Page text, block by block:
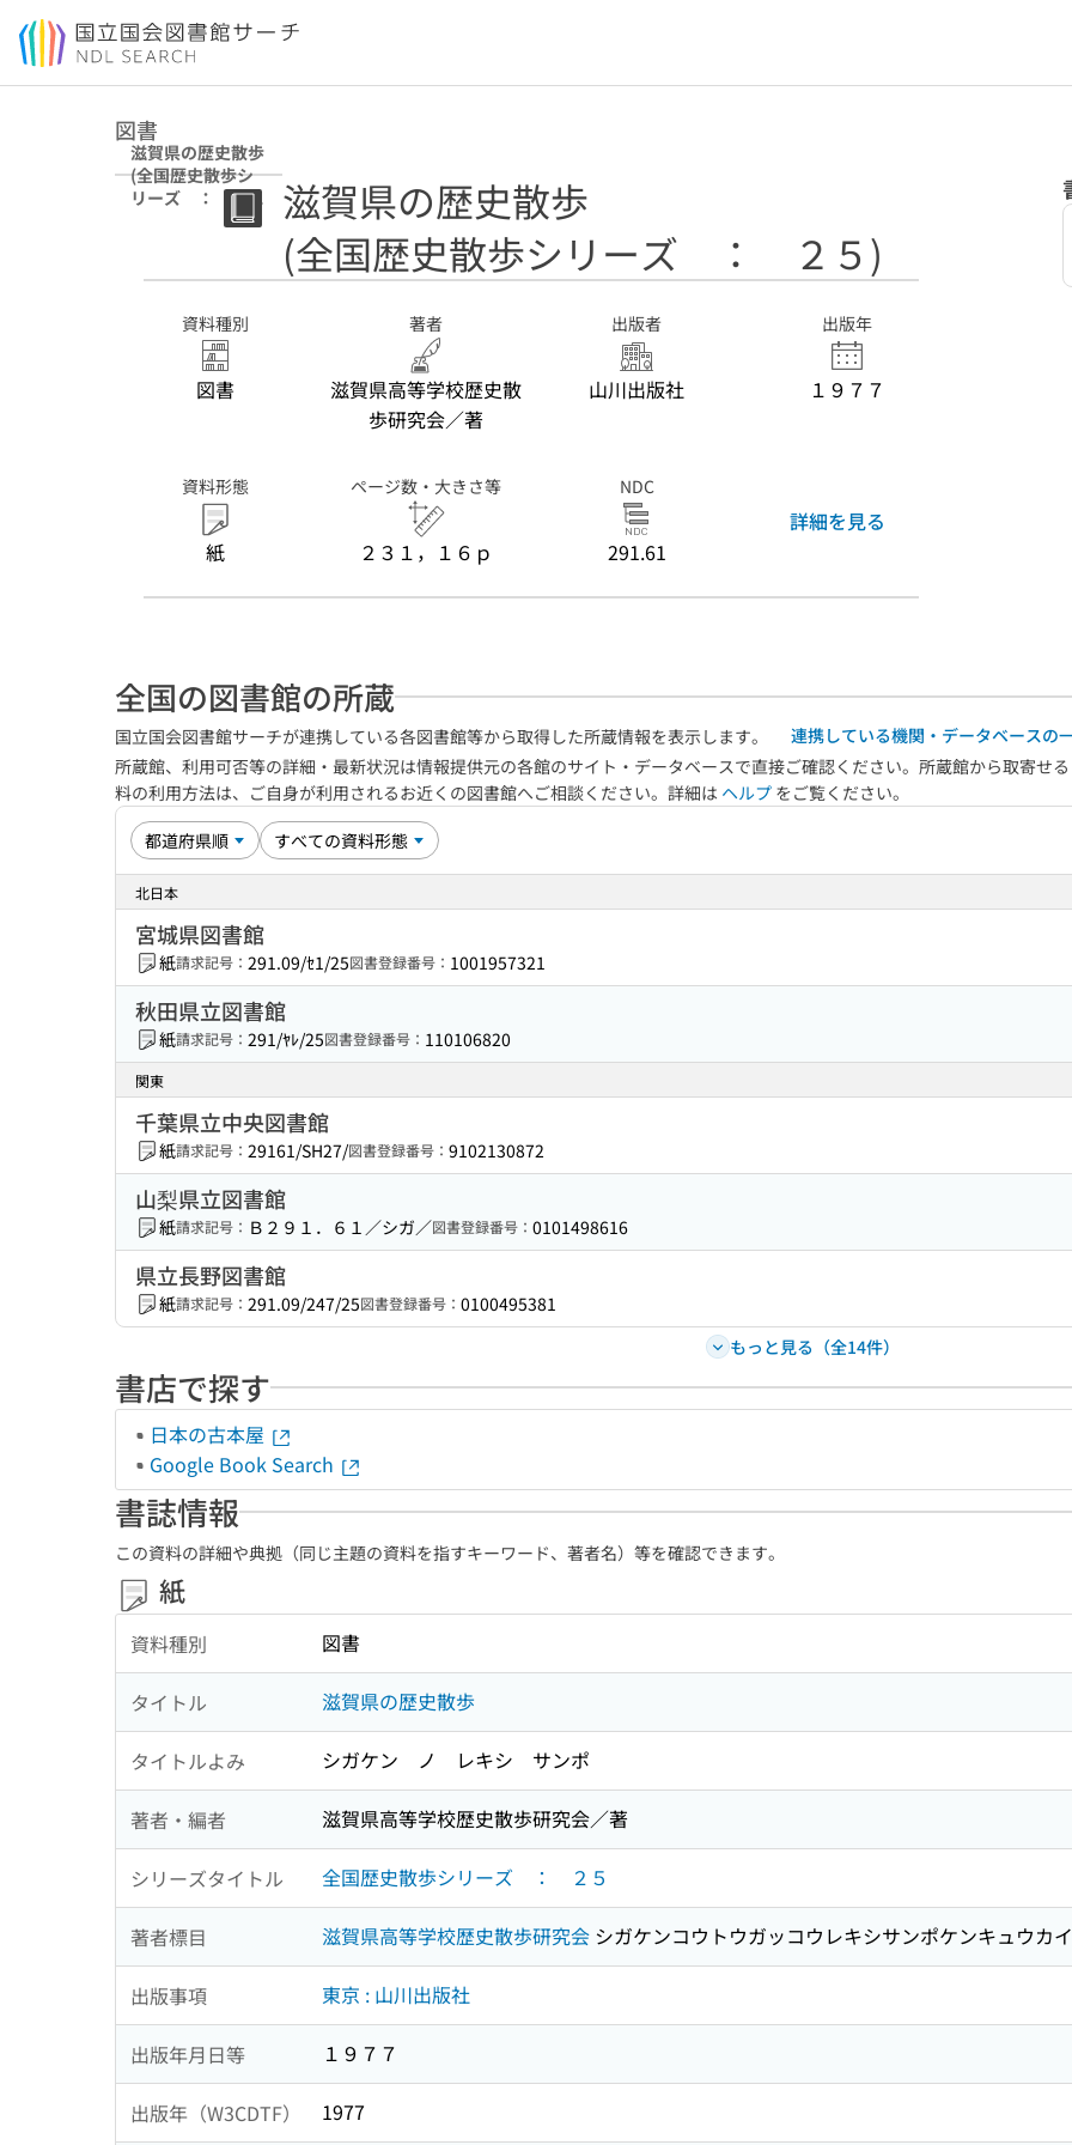
本文へ移動
図書
滋賀県の歴史散歩
(全国歴史散歩シ
リーズ ： ２
滋賀県の歴史散歩
(全国歴史散歩シリーズ ： ２５)
資料種別
図書
著者
滋賀県高等学校歴史散
歩研究会／著
出版者
山川出版社
出版年
１９７７
資料形態
紙
ページ数・大きさ等
２３１，１６ｐ
NDC
291.61
詳細を見る
全国の図書館の所蔵
国立国会図書館サーチが連携している各図書館等から取得した所蔵情報を表示します。
連携している機関・データベースの
所蔵館、利用可否等の詳細・最新状況は情報提供元の各館のサイト・データベースで直接ご確認ください。所蔵館から取寄せ
料の利用方法は、ご自身が利用されるお近くの図書館へご相談ください。詳細は ヘルプ をご覧ください。
北日本
宮城県図書館
紙請求記号： 291.09/ｾ1/25図書登録番号： 1001957321
秋田県立図書館
紙請求記号： 291/ﾔﾚ/25図書登録番号： 110106820
関東
千葉県立中央図書館
紙請求記号： 29161/SH27/図書登録番号： 9102130872
山梨県立図書館
紙請求記号： Ｂ２９１．６１／シガ／図書登録番号： 0101498616
県立長野図書館
紙請求記号： 291.09/247/25図書登録番号： 0100495381
もっと見る（全14件）
書店で探す
日本の古本屋
Google Book Search
書誌情報
この資料の詳細や典拠（同じ主題の資料を指すキーワード、著者名）等を確認できます。
紙
資料種別 図書
タイトル 滋賀県の歴史散歩
タイトルよみ シガケン ノ レキシ サンポ
著者・編者 滋賀県高等学校歴史散歩研究会／著
シリーズタイトル 全国歴史散歩シリーズ ： ２５
著者標目 滋賀県高等学校歴史散歩研究会 シガケンコウトウガッコウレキシサンポケンキュウカイ
出版事項 東京 : 山川出版社
出版年月日等 １９７７
出版年（W3CDTF） 1977